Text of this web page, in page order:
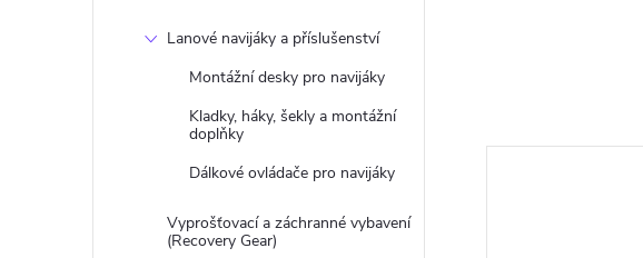
Lanové navijáky a příslušenství
Montážní desky pro navijáky
Kladky, háky, šekly a montážní
doplňky
Dálkové ovládače pro navijáky
Vyprošťovací a záchranné vybavení
(Recovery Gear)